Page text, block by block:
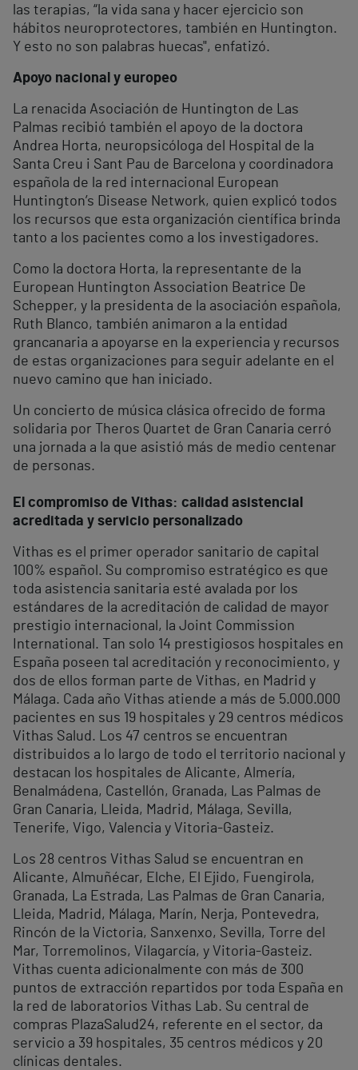
las terapias, “la vida sana y hacer ejercicio son
hábitos neuroprotectores, también en Huntington.
Y esto no son palabras huecas", enfatizó.
Apoyo nacional y europeo
La renacida Asociación de Huntington de Las
Palmas recibió también el apoyo de la doctora
Andrea Horta, neuropsicóloga del Hospital de la
Santa Creu i Sant Pau de Barcelona y coordinadora
española de la red internacional European
Huntington’s Disease Network, quien explicó todos
los recursos que esta organización científica brinda
tanto a los pacientes como a los investigadores.
Como la doctora Horta, la representante de la
European Huntington Association Beatrice De
Schepper, y la presidenta de la asociación española,
Ruth Blanco, también animaron a la entidad
grancanaria a apoyarse en la experiencia y recursos
de estas organizaciones para seguir adelante en el
nuevo camino que han iniciado.
Un concierto de música clásica ofrecido de forma
solidaria por Theros Quartet de Gran Canaria cerró
una jornada a la que asistió más de medio centenar
de personas.
El compromiso de Vithas: calidad asistencial
acreditada y servicio personalizado
Vithas es el primer operador sanitario de capital
100% español. Su compromiso estratégico es que
toda asistencia sanitaria esté avalada por los
estándares de la acreditación de calidad de mayor
prestigio internacional, la Joint Commission
International. Tan solo 14 prestigiosos hospitales en
España poseen tal acreditación y reconocimiento, y
dos de ellos forman parte de Vithas, en Madrid y
Málaga. Cada año Vithas atiende a más de 5.000.000
pacientes en sus 19 hospitales y 29 centros médicos
Vithas Salud. Los 47 centros se encuentran
distribuidos a lo largo de todo el territorio nacional y
destacan los hospitales de Alicante, Almería,
Benalmádena, Castellón, Granada, Las Palmas de
Gran Canaria, Lleida, Madrid, Málaga, Sevilla,
Tenerife, Vigo, Valencia y Vitoria-Gasteiz.
Los 28 centros Vithas Salud se encuentran en
Alicante, Almuñécar, Elche, El Ejido, Fuengirola,
Granada, La Estrada, Las Palmas de Gran Canaria,
Lleida, Madrid, Málaga, Marín, Nerja, Pontevedra,
Rincón de la Victoria, Sanxenxo, Sevilla, Torre del
Mar, Torremolinos, Vilagarcía, y Vitoria-Gasteiz.
Vithas cuenta adicionalmente con más de 300
puntos de extracción repartidos por toda España en
la red de laboratorios Vithas Lab. Su central de
compras PlazaSalud24, referente en el sector, da
servicio a 39 hospitales, 35 centros médicos y 20
clínicas dentales.